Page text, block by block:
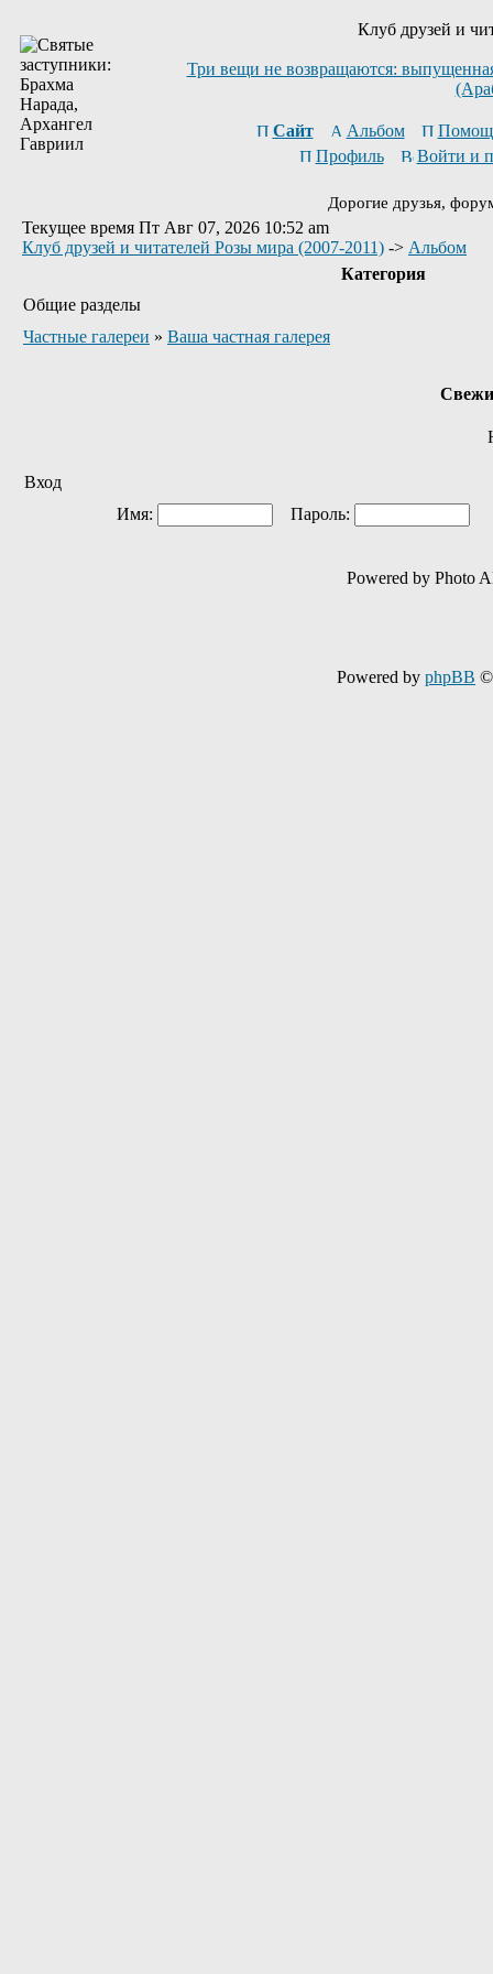
Клуб друзей и
Три вещи не возвращаются:
Сайт Альбом
Профиль
Войти и
Дорогие друзья,
Текущее время Пт Авг 07, 2026 10:52 am
Клуб друзей и читателей Розы мира (2007-2011) -> Альбом
Категория
Общие разделы
Частные галереи » Ваша частная галерея
Вход
Имя:
Пароль:
Powered by Photo
Powered by phpBB ©